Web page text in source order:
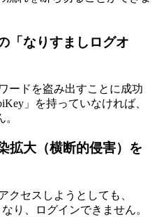
「なりすましログオ
ードを盗み出すことに成功
」を持っていなければ、
拡大（横断的侵害）を
クセスしようとしても、
り、ログインできません。